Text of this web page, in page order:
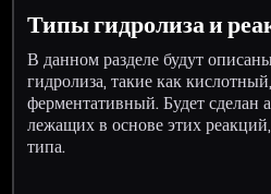
Типы гидролиза и
В данном разделе будут
гидролиза, такие как
ферментативный. Будет сделан
лежащих в основе этих
типа.